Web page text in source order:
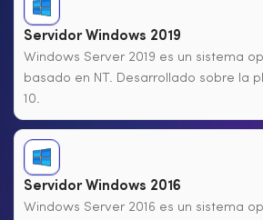
Servidor Windows 2019
Windows Server 2019 es un sistema
basado en NT. Desarrollado sobre la
10.
Servidor Windows 2016
Windows Server 2016 es un sistema